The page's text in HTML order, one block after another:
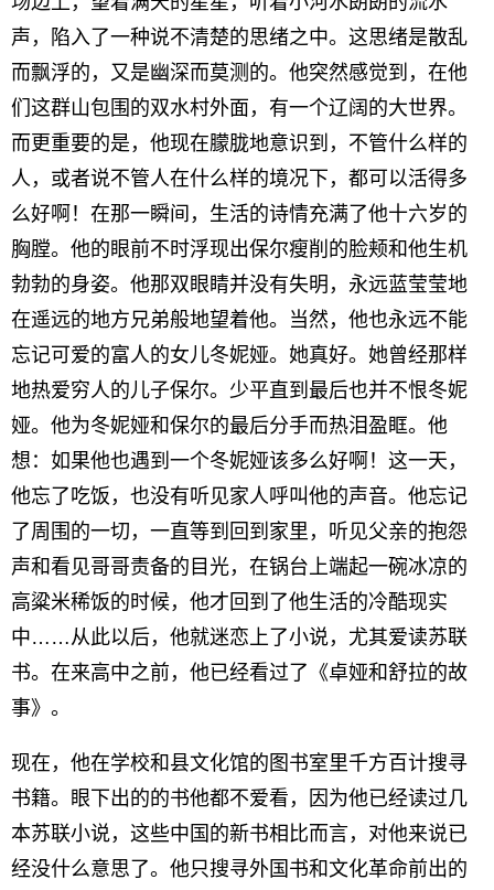
声，陷入了一种说不清楚的思绪之中。这思绪是散乱
而飘浮的，又是幽深而莫测的。他突然感觉到，在他
们这群山包围的双水村外面，有一个辽阔的大世界。
而更重要的是，他现在朦胧地意识到，不管什么样的
人，或者说不管人在什么样的境况下，都可以活得多
么好啊！在那一瞬间，生活的诗情充满了他十六岁的
胸膛。他的眼前不时浮现出保尔瘦削的脸颊和他生机
勃勃的身姿。他那双眼睛并没有失明，永远蓝莹莹地
在遥远的地方兄弟般地望着他。当然，他也永远不能
忘记可爱的富人的女儿冬妮娅。她真好。她曾经那样
地热爱穷人的儿子保尔。少平直到最后也并不恨冬妮
娅。他为冬妮娅和保尔的最后分手而热泪盈眶。他
想：如果他也遇到一个冬妮娅该多么好啊！这一天，
他忘了吃饭，也没有听见家人呼叫他的声音。他忘记
了周围的一切，一直等到回到家里，听见父亲的抱怨
声和看见哥哥责备的目光，在锅台上端起一碗冰凉的
高粱米稀饭的时候，他才回到了他生活的冷酷现实
中……从此以后，他就迷恋上了小说，尤其爱读苏联
书。在来高中之前，他已经看过了《卓娅和舒拉的故
事》。
现在，他在学校和县文化馆的图书室里千方百计搜寻
书籍。眼下出的的书他都不爱看，因为他已经读过几
本苏联小说，这些中国的新书相比而言，对他来说已
经没什么意思了。他只搜寻外国书和文化革命前出的